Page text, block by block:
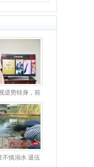
逆势转身，前
十月
不慎溺水 退伍